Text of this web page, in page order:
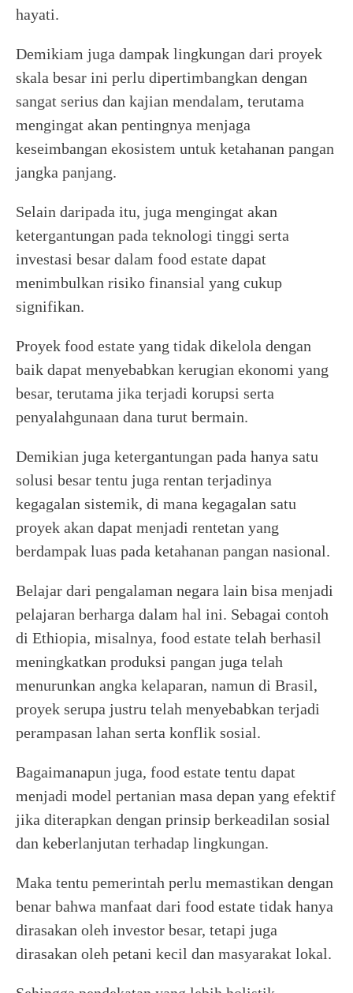
hayati.
Demikiam juga dampak lingkungan dari proyek
skala besar ini perlu dipertimbangkan dengan
sangat serius dan kajian mendalam, terutama
mengingat akan pentingnya menjaga
keseimbangan ekosistem untuk ketahanan pangan
jangka panjang.
Selain daripada itu, juga mengingat akan
ketergantungan pada teknologi tinggi serta
investasi besar dalam food estate dapat
menimbulkan risiko finansial yang cukup
signifikan.
Proyek food estate yang tidak dikelola dengan
baik dapat menyebabkan kerugian ekonomi yang
besar, terutama jika terjadi korupsi serta
penyalahgunaan dana turut bermain.
Demikian juga ketergantungan pada hanya satu
solusi besar tentu juga rentan terjadinya
kegagalan sistemik, di mana kegagalan satu
proyek akan dapat menjadi rentetan yang
berdampak luas pada ketahanan pangan nasional.
Belajar dari pengalaman negara lain bisa menjadi
pelajaran berharga dalam hal ini. Sebagai contoh
di Ethiopia, misalnya, food estate telah berhasil
meningkatkan produksi pangan juga telah
menurunkan angka kelaparan, namun di Brasil,
proyek serupa justru telah menyebabkan terjadi
perampasan lahan serta konflik sosial.
Bagaimanapun juga, food estate tentu dapat
menjadi model pertanian masa depan yang efektif
jika diterapkan dengan prinsip berkeadilan sosial
dan keberlanjutan terhadap lingkungan.
Maka tentu pemerintah perlu memastikan dengan
benar bahwa manfaat dari food estate tidak hanya
dirasakan oleh investor besar, tetapi juga
dirasakan oleh petani kecil dan masyarakat lokal.